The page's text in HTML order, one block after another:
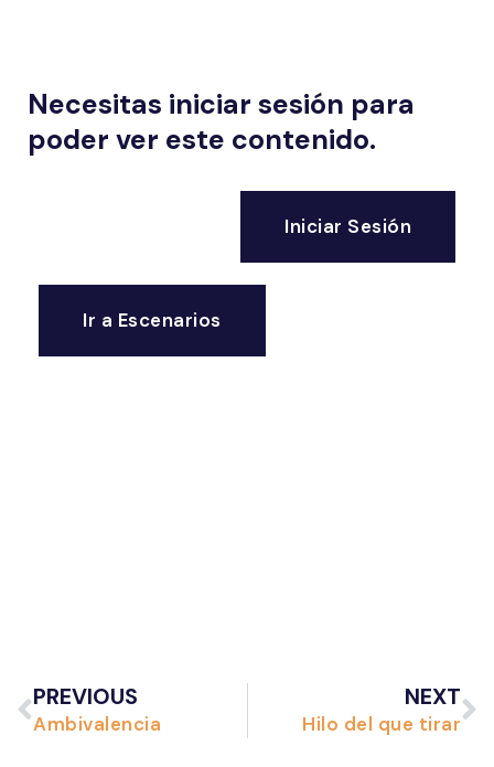
Necesitas iniciar sesión para
poder ver este contenido.
Iniciar Sesión
Ir a Escenarios
PREVIOUS
Ambivalencia
NEXT
Hilo del que tirar